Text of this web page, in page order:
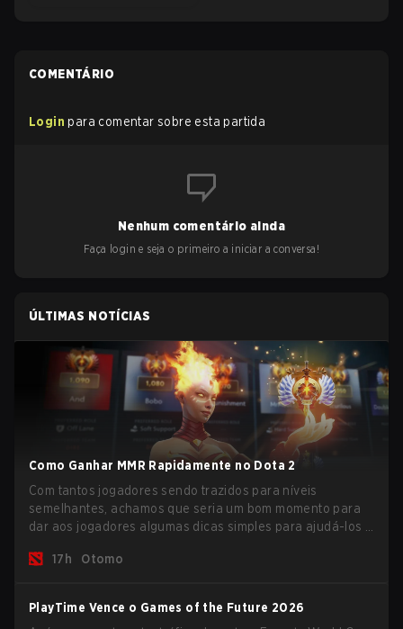
COMENTÁRIO
Login para comentar sobre esta partida
Nenhum comentário ainda
Faça login e seja o primeiro a iniciar a conversa!
ÚLTIMAS NOTÍCIAS
Como Ganhar MMR Rapidamente no Dota 2
Com tantos jogadores sendo trazidos para níveis
semelhantes, achamos que seria um bom momento para
dar aos jogadores algumas dicas simples para ajudá-los a
17h
Otomo
PlayTime Vence o Games of the Future 2026